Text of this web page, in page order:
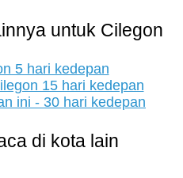
untuk Cilegon
5 hari kedepan
15 hari kedepan
ini - 30 hari kedepan
di kota lain